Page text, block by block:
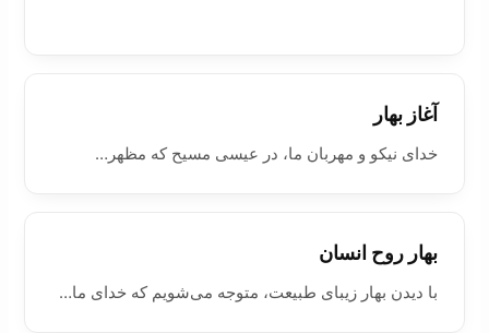
آغاز بهار
خدای نيکو و مهربان ما، در عيسی مسيح که مظهر…
بهار روح انسان
با ديدن بهار زيبای طبيعت، متوجه می‌شويم که خدای ما…